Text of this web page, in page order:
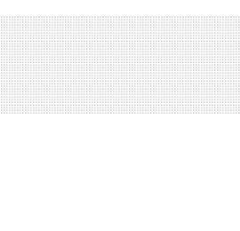
特別会員開催
出展・参加
What's "LINK-BioBAY TOKYO"？
会報誌 (News Letter)
日本橋コラム
ニュース・事業紹介
イベント
What’s LINK-J WEST
事業内容
GTB日本橋エリアについて
入会申し込み
施設ご予約